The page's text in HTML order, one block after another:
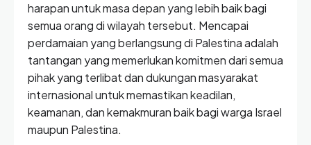
harapan untuk masa depan yang lebih baik bagi
semua orang di wilayah tersebut. Mencapai
perdamaian yang berlangsung di Palestina adalah
tantangan yang memerlukan komitmen dari semua
pihak yang terlibat dan dukungan masyarakat
internasional untuk memastikan keadilan,
keamanan, dan kemakmuran baik bagi warga Israel
maupun Palestina.